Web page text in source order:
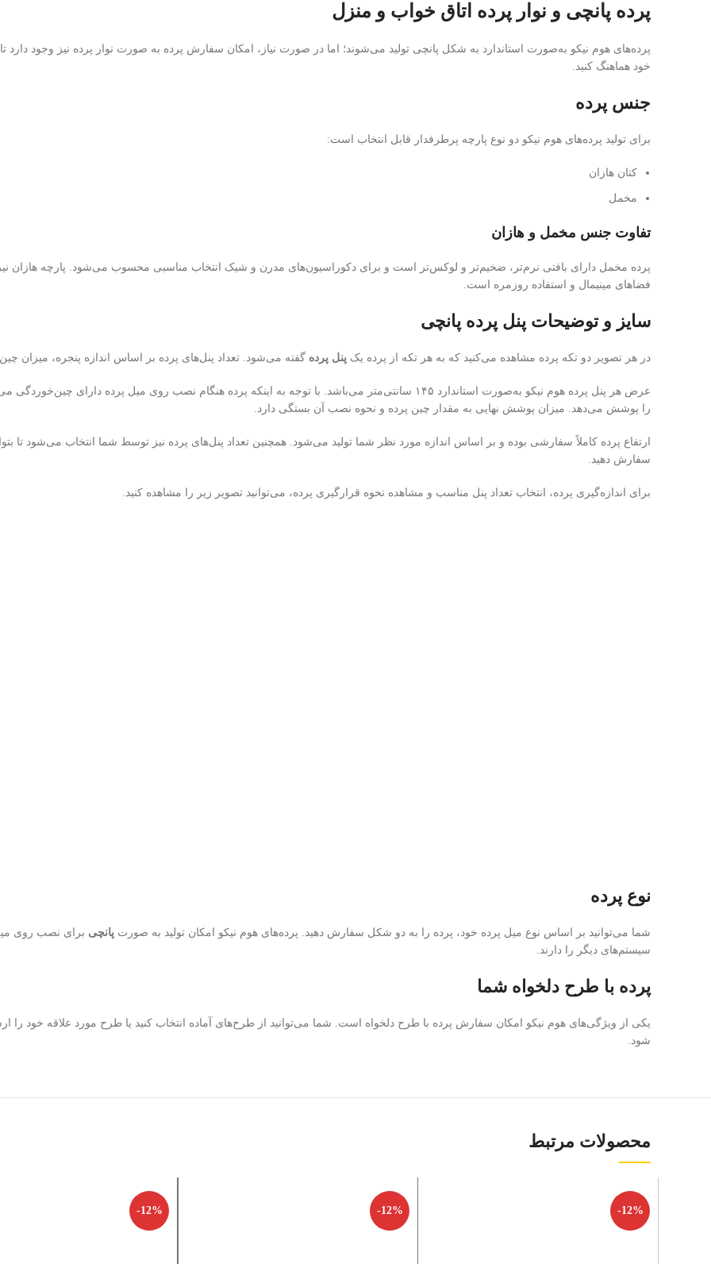
پرده پانچی و نوار پرده اتاق خواب و منزل
پرده‌های هوم نیکو به‌صورت استاندارد به شکل پانچی تولید می‌شوند؛ اما در صورت نیاز، امکان سفارش پرده به صورت نوار پرده نیز وجود دارد
خود هماهنگ کنید.
جنس پرده
برای تولید پرده‌های هوم نیکو دو نوع پارچه پرطرفدار قابل انتخاب است:
کتان هازان
مخمل
تفاوت جنس مخمل و هازان
پرده مخمل دارای بافتی نرم‌تر، ضخیم‌تر و لوکس‌تر است و برای دکوراسیون‌های مدرن و شیک انتخاب مناسبی محسوب می‌شود. پارچه هازان
فضاهای مینیمال و استفاده روزمره است.
سایز و توضیحات پنل پرده پانچی
در هر تصویر دو تکه پرده مشاهده می‌کنید که به هر تکه از پرده یک پنل پرده گفته می‌شود. تعداد پنل‌های پرده بر اساس اندازه پنجره، میزان
را پوشش می‌دهد. میزان پوشش نهایی به مقدار چین پرده و نحوه نصب آن بستگی دارد.
ارتفاع پرده کاملاً سفارشی بوده و بر اساس اندازه مورد نظر شما تولید می‌شود. همچنین تعداد پنل‌های پرده نیز توسط شما انتخاب می‌شود تا
سفارش دهید.
برای اندازه‌گیری پرده، انتخاب تعداد پنل مناسب و مشاهده نحوه قرارگیری پرده، می‌توانید تصویر زیر را مشاهده کنید.
نوع پرده
شما می‌توانید بر اساس نوع میل پرده خود، پرده را به دو شکل سفارش دهید. پرده‌های هوم نیکو امکان تولید به صورت پانچی برای نصب روی
سیستم‌های دیگر را دارند.
پرده با طرح دلخواه شما
یکی از ویژگی‌های هوم نیکو امکان سفارش پرده با طرح دلخواه است. شما می‌توانید از طرح‌های آماده انتخاب کنید یا طرح مورد علاقه خود را
شود.
محصولات مرتبط
-12%
-12%
-12%